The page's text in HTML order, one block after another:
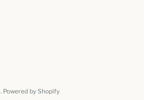
. Powered by Shopify